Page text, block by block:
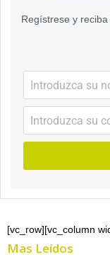
Regístrese y
[vc_row][vc_column
Mas Leídos